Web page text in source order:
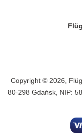
Copyright © 2026,
80-298 Gdańsk, NIP: